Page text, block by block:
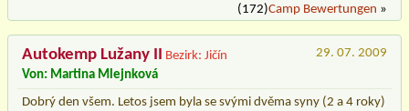
(172)Camp Bewertungen »
Autokemp Lužany II Bezirk: Jičín
29. 07. 2009
Von: Martina Mlejnková
Dobrý den všem. Letos jsem byla se svými dvěma syny (2 a 4 roky)